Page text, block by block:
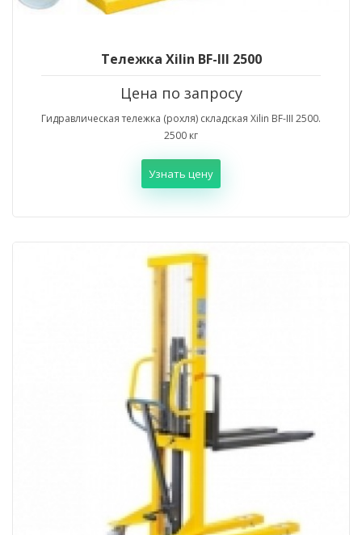
Тележка Xilin BF-III 2500
Цена по запросу
Гидравлическая тележка (рохля) складская Xilin BF-III 2500.
2500 кг
Узнать цену